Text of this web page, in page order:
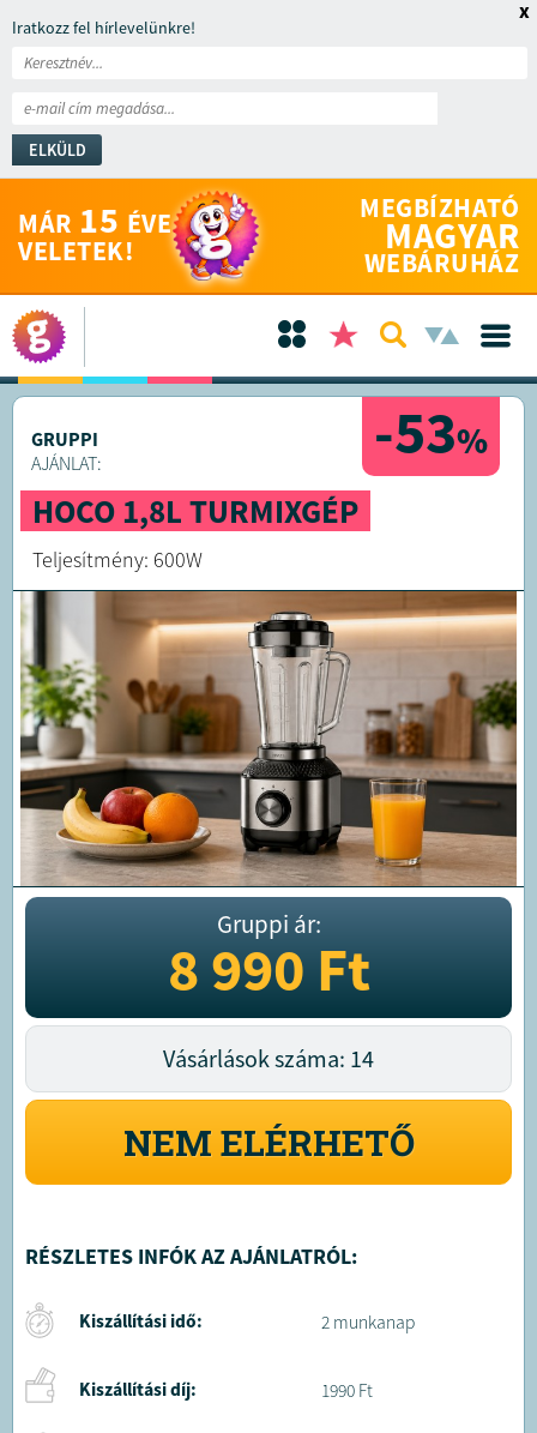
Iratkozz fel hírlevelünkre!
ELKÜLD
x
MÁR 15 ÉVE
VELETEK!
MEGBÍZHATÓ
MAGYAR
WEBÁRUHÁZ
-53%
GRUPPI
AJÁNLAT:
HOCO 1,8L TURMIXGÉP
Teljesítmény: 600W
Gruppi ár:
8 990Ft
Vásárlások száma: 14
NEM ELÉRHETŐ
RÉSZLETES INFÓK AZ AJÁNLATRÓL:
Kiszállítási idő: 2 munkanap
Kiszállítási díj: 1990 Ft